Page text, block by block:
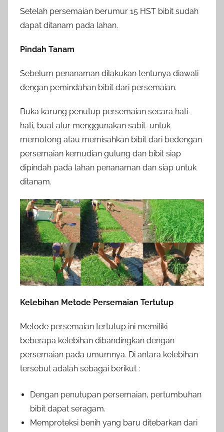
Setelah persemaian berumur 15 HST bibit sudah
dapat ditanam pada lahan.
Pindah Tanam
Sebelum penanaman dilakukan tentunya diawali
dengan pemindahan bibit dari persemaian.
Buka karung penutup persemaian secara hati-
hati, buat alur menggunakan sabit untuk
memotong atau memisahkan bibit dari bedengan
persemaian kemudian gulung dan bibit siap
dipindah pada lahan penanaman dan siap untuk
ditanam.
Kelebihan Metode Persemaian Tertutup
Metode persemaian tertutup ini memiliki
beberapa kelebihan dibandingkan dengan
persemaian pada umumnya. Di antara kelebihan
tersebut adalah sebagai berikut :
Dengan penutupan persemaian, pertumbuhan
bibit dapat seragam.
Memproteksi benih yang baru ditebarkan dari